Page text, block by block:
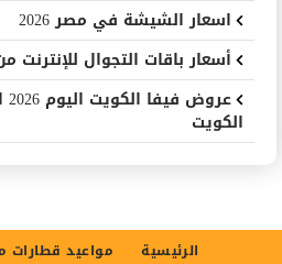
اسعار الشيشة في مصر 2026
أسعار باقات التجوال للإنترنت
الكويت
الرئيسية مواعيد قطارات